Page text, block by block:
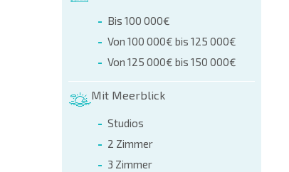
Bis 100 000€
Von 100 000€ bis 125 000€
Von 125 000€ bis 150 000€
Mit Meerblick
Studios
2 Zimmer
3 Zimmer